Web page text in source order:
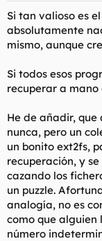
Si tan valioso es
absolutamente
mismo, aunque
Si todos esos
recuperar a
He de añadir,
nunca, pero un
un bonito ext2fs,
recuperación, y
cazando los
un puzzle.
analogía, no es
como que alguien
número